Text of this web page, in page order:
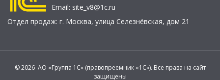
Email: site_v8@1c.ru
Отдел продаж: г. Москва, улица Селезнёвская, дом 21
© 2026 АО «Группа 1С» (правопреемник «1С»). Все права на сайт
защищены